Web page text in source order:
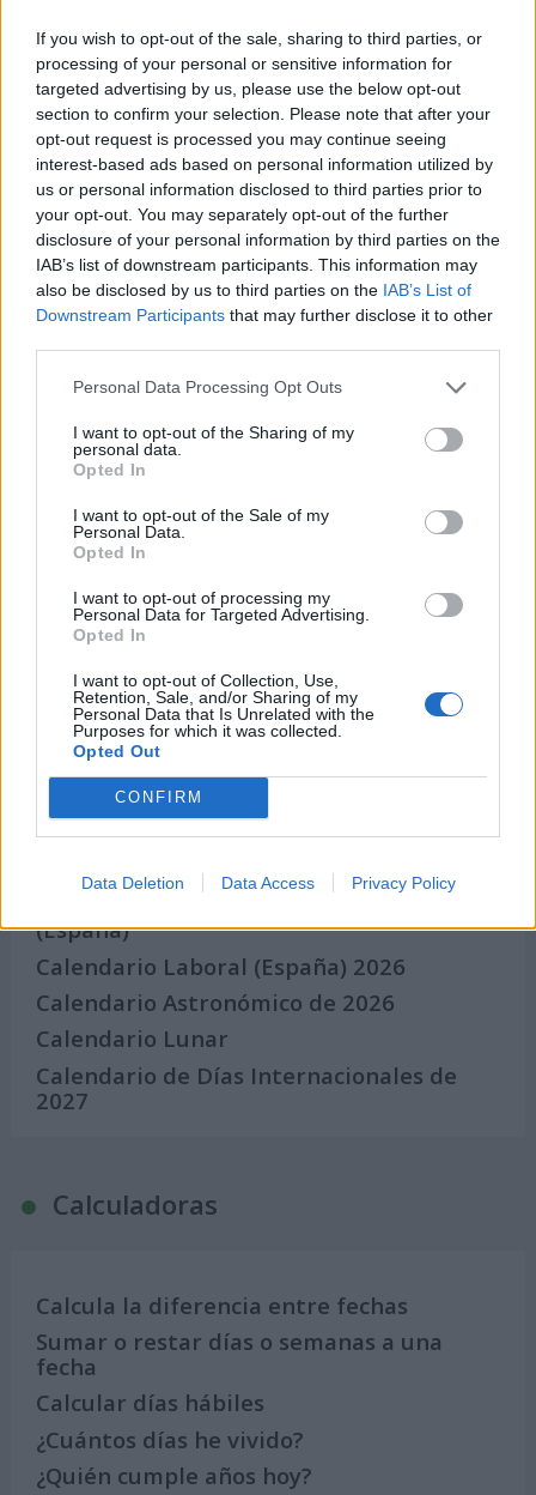
If you wish to opt-out of the sale, sharing to third parties, or
processing of your personal or sensitive information for
targeted advertising by us, please use the below opt-out
section to confirm your selection. Please note that after your
opt-out request is processed you may continue seeing
interest-based ads based on personal information utilized by
us or personal information disclosed to third parties prior to
your opt-out. You may separately opt-out of the further
disclosure of your personal information by third parties on the
IAB’s list of downstream participants. This information may
also be disclosed by us to third parties on the IAB’s List of
Downstream Participants that may further disclose it to other
Personal Data Processing Opt Outs
I want to opt-out of the Sharing of my
personal data.
Opted In
I want to opt-out of the Sale of my
Personal Data.
Opted In
I want to opt-out of processing my
Personal Data for Targeted Advertising.
Opted In
I want to opt-out of Collection, Use,
Retention, Sale, and/or Sharing of my
Personal Data that Is Unrelated with the
Purposes for which it was collected.
Opted Out
CONFIRM
Data Deletion Data Access Privacy Policy
Secciones destacadas
Noticias y actualidad sobre Días
Internacionales
Onomástica. Todos los santos
Semanas Internacionales
Años Internacionales
Qué se celebra el día de mi cumpleaños
Eventos internacionales de cultura
nuestra audiencia. ¡Participa!
Crea una cuenta atrás para el evento que
¿Qué día crearías tu?
Calendarios
(España)
Calendario Laboral (España) 2026
Calendario Astronómico de 2026
Calendario Lunar
Calendario de Días Internacionales de
2027
Calculadoras
Calcula la diferencia entre fechas
Sumar o restar días o semanas a una
fecha
Calcular días hábiles
¿Cuántos días he vivido?
¿Quién cumple años hoy?